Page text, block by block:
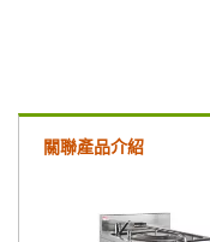
關聯產品介紹